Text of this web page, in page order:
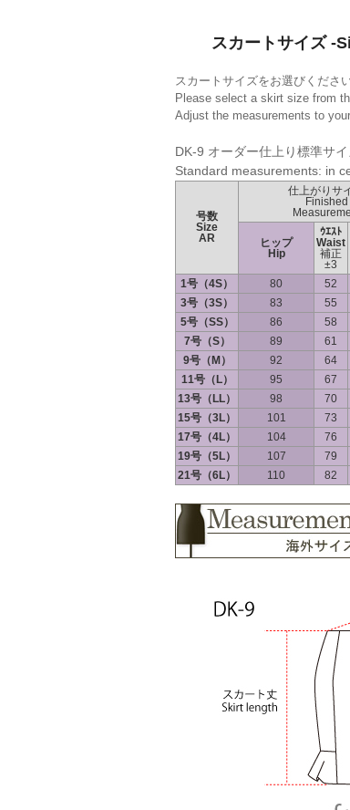
スカートサイズ -
スカートサイズをお選びくださ
Please select a skirt size from
Adjust the measurements to
DK-9 オーダー仕上り標準サ
Standard measurements: in
号数
Size
AR
仕上がりサ
Finished
ヒップ
Hip
ｳｴｽﾄ
Waist
補正
±3
1号（4S）
80 52
3号（3S）
83 55
5号（SS）
86 58
7号（S）
89 61
9号（M）
92 64
11号（L）
95 67
13号（LL）
98 70
15号（3L）
101 73
17号（4L）
104 76
19号（5L）
107 79
21号（6L）
110 82